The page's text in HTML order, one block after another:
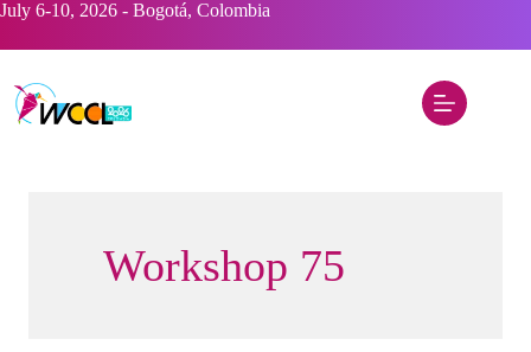
Saltar
contenido
July 6-10, 2026 - Bogotá, Colombia
Workshop 75